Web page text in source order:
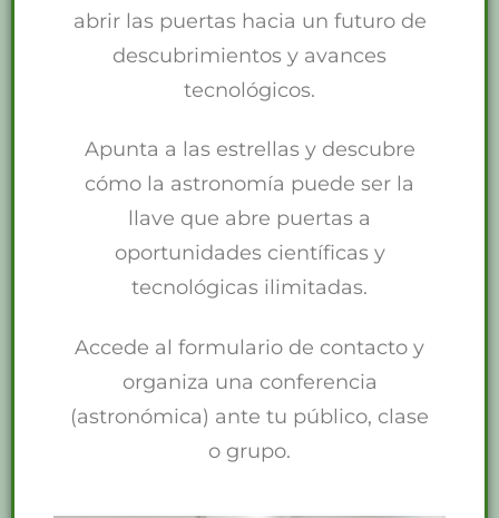
abrir las puertas hacia un futuro de
descubrimientos y avances
tecnológicos.
Apunta a las estrellas y descubre
cómo la astronomía puede ser la
llave que abre puertas a
oportunidades científicas y
tecnológicas ilimitadas.
Accede al formulario de contacto y
organiza una conferencia
(astronómica) ante tu público, clase
o grupo.